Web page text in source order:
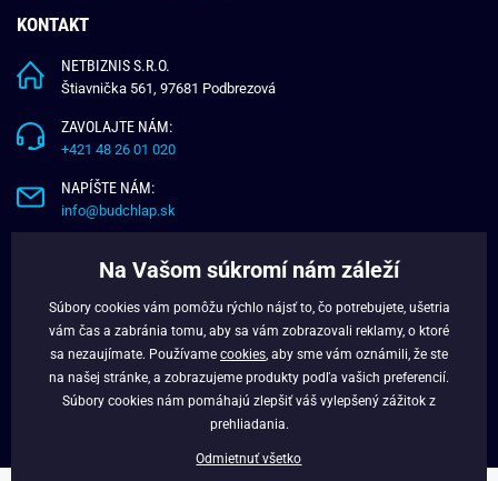
KONTAKT
NETBIZNIS S.R.O.
Štiavnička 561, 97681 Podbrezová
ZAVOLAJTE NÁM:
+421 48 26 01 020
NAPÍŠTE NÁM:
info@budchlap.sk
VERNOSTNÝ PROGRAM
FACEBOOK
Na Vašom súkromí nám záleží
Súbory cookies vám pomôžu rýchlo nájsť to, čo potrebujete, ušetria
vám čas a zabránia tomu, aby sa vám zobrazovali reklamy, o ktoré
sa nezaujímate. Používame cookies , aby sme vám oznámili, že ste
na našej stránke, a zobrazujeme produkty podľa vašich preferencií.
Súbory cookies nám pomáhajú zlepšiť váš vylepšený zážitok z
prehliadania.
Odmietnuť všetko